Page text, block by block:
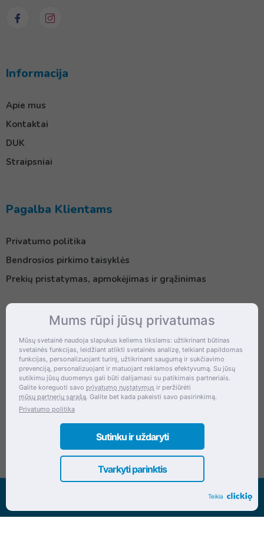
Informacija
Apie mus
Kontaktai
DUK
Straipsniai
Pagalba Klientams
Privatumo politika
Bendrosios pirkimo taisyklės
Prekių pristatymas, apmokėjimas ir grąžinimas
Kontaktai
Šventupės g. 28, Kaunas, Lietuva
+370 (672) 27 650
info@dokrinesa.lt
MB PETHOMEPEOPLE
Įmonės kodas: 305695822
Visos teisės saugomos www.dokrinesa.lt
Mums rūpi jūsų privatumas
Mūsų svetainė naudoja slapukus keliems tikslams: užtikrinant būtinas
svetainės funkcijas, leidžiant atlikti svetainės analizę, teikiant papildomas
funkcijas, personalizuojant turinį, užtikrinant saugumą ir sukčiavimo
prevenciją, personalizuojant ir matuojant reklamos efektyvumą. Su jūsų
sutikimu jūsų duomenys gali būti dalijamasi su patikimais partneriais.
Galite koreguoti savo privatumo nustatymus ir peržiūrėti
mūsų partnerių sąrašą. Galite bet kada pakeisti savo pasirinkimą.
Privatumo politika
Tvarkyti parinktis
Sutinku ir uždaryti
Teikia